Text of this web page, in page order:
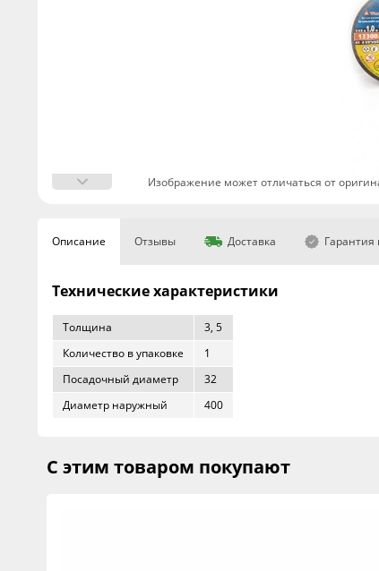
Изображение может отличаться от
Описание Отзывы Доставка
Технические характеристики
Толщина
3, 5
Количество в упаковке
1
Посадочный диаметр
32
Диаметр наружный
400
С этим товаром покупают